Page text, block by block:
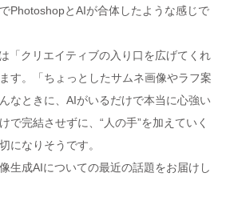
PhotoshopとAIが合体したような感じで
「クリエイティブの入り口を広げてくれ
す。「ちょっとしたサムネ画像やラフ案
なときに、AIがいるだけで本当に心強い
で完結させずに、“人の手”を加えていく
になりそうです。
生成AIについての最近の話題をお届けし